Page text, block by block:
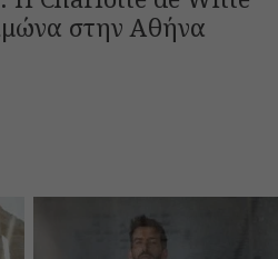
στην Αθήνα